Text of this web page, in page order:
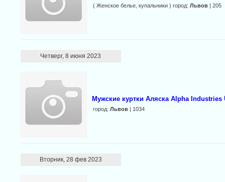
( Женское белье, купальники ) город: Львов| 205
Четверг, 8 июня 2023
Мужские куртки Аляска Alpha Industries
город: Львов| 1034
Вторник, 28 фев 2023